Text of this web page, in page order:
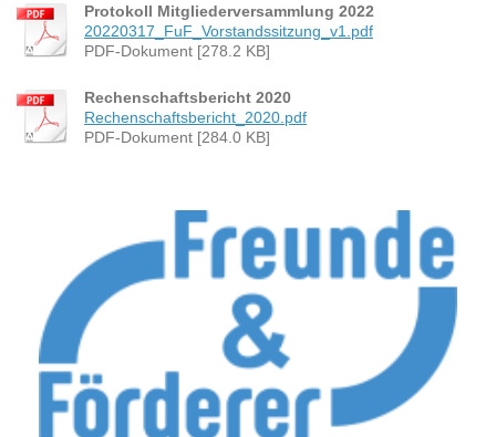
Protokoll Mitgliederversammlung 2022
20220317_FuF_Vorstandssitzung_v1.pdf
PDF-Dokument [278.2 KB]
Rechenschaftsbericht 2020
Rechenschaftsbericht_2020.pdf
PDF-Dokument [284.0 KB]